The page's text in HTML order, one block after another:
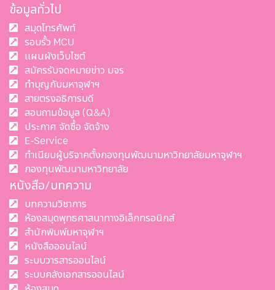
ข้อมูลทั่วไป
สมุดโทรศัพท์
รอบรั้ว MCU
แผนผังเว็บไซต์
สมัครรับจดหมายข่าว มจร
ทำบุญกับมหาจุฬาฯ
สายตรงอธิการบดี
สอบถามข้อมูล (Q&A)
ประกาศ จัดซื้อ จัดจ้าง
E-Service
ทำเนียบผู้บริจาคตั้งกองทุนพัฒนามหาวิทยาลัยมหาจุฬาฯ
กองทุนพัฒนามหาวิทยาลัย
หนังสือ/บทความ
บทความวิชาการ
ห้องสมุดพุทธศาสนาทางอิเล็กทรอนิกส์
สำนักพิมพ์มหาจุฬาฯ
หนังสือออนไลน์
ระบบวารสารออนไลน์
ระบบคลังเอกสารออนไลน์